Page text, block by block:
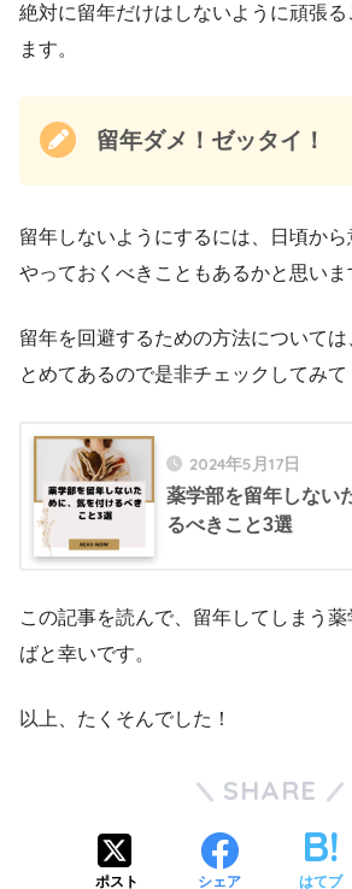
絶対に留年だけはしないように頑張
ます。
留年ダメ！ゼッタイ！
留年しないようにするには、日頃から
やっておくべきこともあるかと思いま
留年を回避するための方法については
とめてあるので是非チェックしてみて
2024年5月17日
薬学部を留年しない
るべきこと3選
この記事を読んで、留年してしまう
ばと幸いです。
以上、たくそんでした！
SHARE
ポスト シェア はてブ